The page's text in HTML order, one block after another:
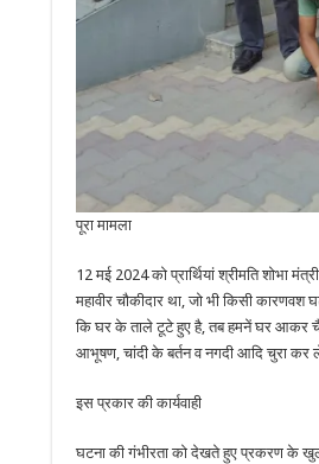
पूरा मामला
12 मई 2024 को प्रार्थियां श्रीमति शोभा
महावीर चौकीदार था, जो भी किसी
कि घर के ताले टूटे हुए है, तब हमनें घर आकर चैक
आभूषण, चांदी के बर्तन व नगदी आदि चुरा कर
इस प्रकार की कार्यवाही
घटना की गंभीरता को देखते हुए प्रकरण के